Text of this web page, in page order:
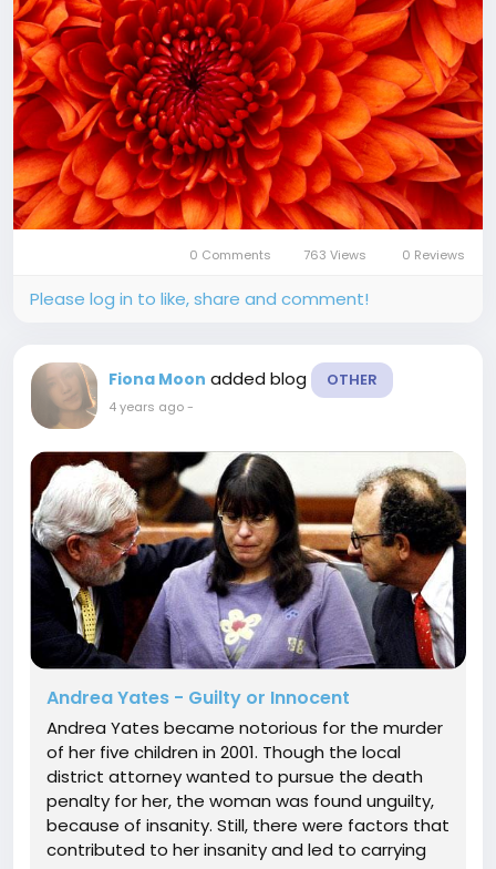
0 Comments 763 Views 0 Reviews
Please log in to like, share and comment!
Fiona Moon added blog OTHER
4 years ago-
Andrea Yates - Guilty or Innocent
Andrea Yates became notorious for the murder
of her five children in 2001. Though the local
district attorney wanted to pursue the death
penalty for her, the woman was found unguilty,
because of insanity. Still, there were factors that
contributed to her insanity and led to carrying